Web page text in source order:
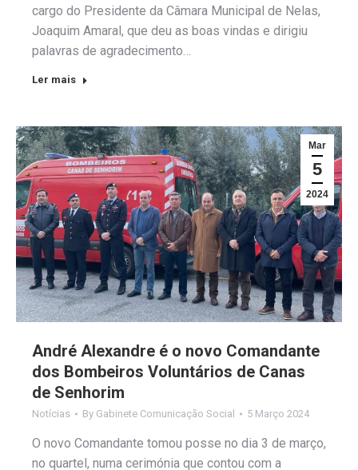
cargo do Presidente da Câmara Municipal de Nelas,
Joaquim Amaral, que deu as boas vindas e dirigiu
palavras de agradecimento…
Ler mais
Mar
5
2024
André Alexandre é o novo Comandante
dos Bombeiros Voluntários de Canas
de Senhorim
Notícias By Gabinete Comunicação Social 5 Março 2024
O novo Comandante tomou posse no dia 3 de março,
no quartel, numa cerimónia que contou com a